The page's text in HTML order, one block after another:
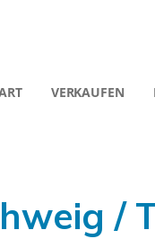
VERKAUFEN
/